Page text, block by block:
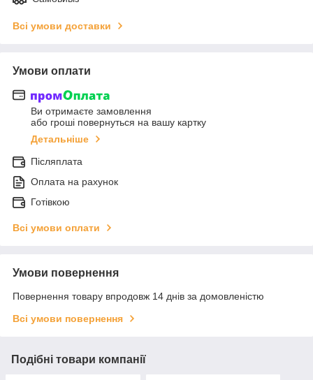
Всі умови доставки
Умови оплати
Ви отримаєте замовлення
або гроші повернуться на вашу картку
Детальніше
Післяплата
Оплата на рахунок
Готівкою
Всі умови оплати
Умови повернення
Повернення товару впродовж 14 днів за домовленістю
Всі умови повернення
Подібні товари компанії